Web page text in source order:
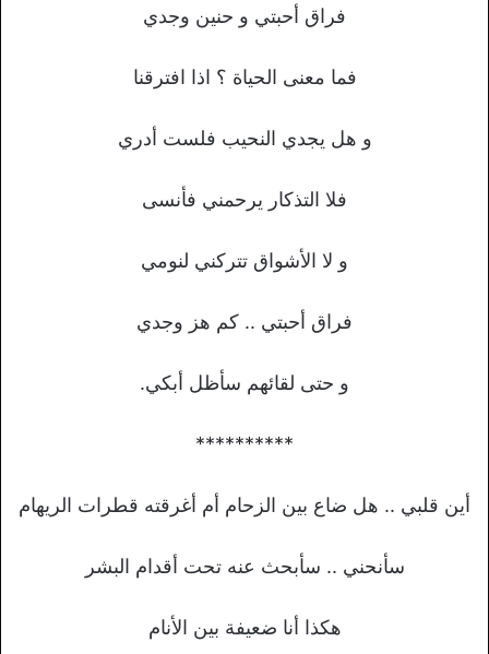
فراق أحبتي و حنين وجدي
فما معنى الحياة ؟ اذا افترقنا
و هل يجدي النحيب فلست أدري
فلا التذكار يرحمني فأنسى
و لا الأشواق تتركني لنومي
فراق أحبتي .. كم هز وجدي
و حتى لقائهم سأظل أبكي.
**********
أين قلبي .. هل ضاع بين الزحام أم أغرقته قطرات الريهام
سأنحني .. سأبحث عنه تحت أقدام البشر
هكذا أنا ضعيفة بين الأنام